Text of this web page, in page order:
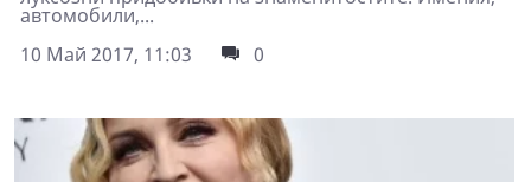
автомобили,...
10 Май 2017, 11:03
0